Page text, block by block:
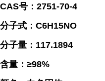
CAS号：2751-70-4
分子式：C6H15NO
分子量：117.1894
含量：≥98%